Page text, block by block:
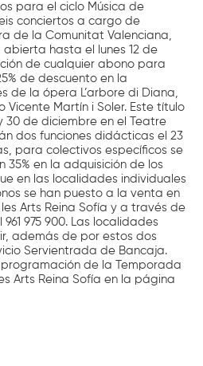
para el ciclo Música de
conciertos a cargo de
de la Comunitat Valenciana,
hasta el lunes 12 de
de cualquier abono para
de descuento en la
de la ópera L’arbore di Diana,
Vicente Martín i Soler. Este título
30 de diciembre en el Teatre
dos funciones didácticas el 23
para colectivos específicos se
35% en la adquisición de los
en las localidades individuales
se han puesto a la venta en
Arts Reina Sofía y a través de
975 900. Las localidades
además de por estos dos
Servientrada de Bancaja.
de la Temporada
Arts Reina Sofía en la página